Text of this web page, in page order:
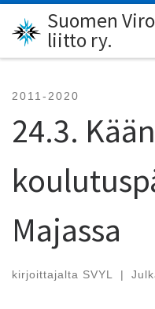
Skip to content
Suomen
liitto ry.
2011-2020
24.3.
Majassa
kirjoittajalta SVYL |